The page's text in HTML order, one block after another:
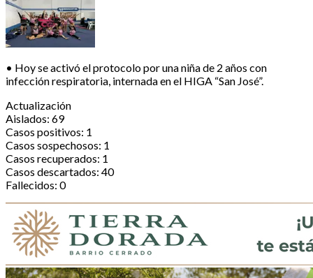
• Hoy se activó el protocolo por una niña de 2 años con
infección respiratoria, internada en el HIGA “San José”.
Actualización
Aislados: 69
Casos positivos: 1
Casos sospechosos: 1
Casos recuperados: 1
Casos descartados: 40
Fallecidos: 0